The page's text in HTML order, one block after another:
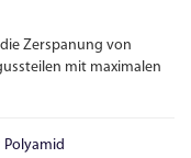
Zerspanung von
mit maximalen
Polyamid